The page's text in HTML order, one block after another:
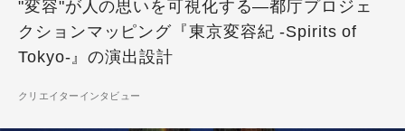
"変容"が人の思いを可視化する―都庁プロジェ
クションマッピング『東京変容紀 -Spirits of
Tokyo-』の演出設計
クリエイターインタビュー